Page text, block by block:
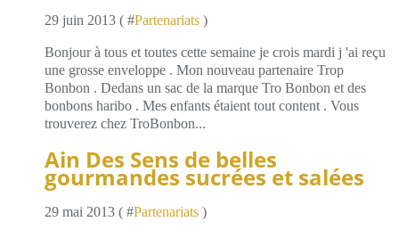
29 juin 2013 ( #Partenariats )
Bonjour à tous et toutes cette semaine je crois mardi j 'ai reçu
une grosse enveloppe . Mon nouveau partenaire Trop
Bonbon . Dedans un sac de la marque Tro Bonbon et des
bonbons haribo . Mes enfants étaient tout content . Vous
trouverez chez TroBonbon...
Ain Des Sens de belles
gourmandes sucrées et salées
29 mai 2013 ( #Partenariats )